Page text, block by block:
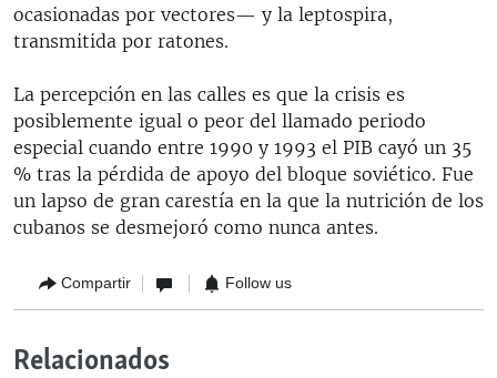
ocasionadas por vectores— y la leptospira,
transmitida por ratones.
La percepción en las calles es que la crisis es
posiblemente igual o peor del llamado periodo
especial cuando entre 1990 y 1993 el PIB cayó un 35
% tras la pérdida de apoyo del bloque soviético. Fue
un lapso de gran carestía en la que la nutrición de los
cubanos se desmejoró como nunca antes.
Compartir Follow us
Relacionados